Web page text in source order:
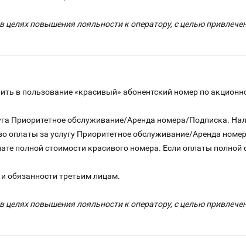
повышения лояльности к оператору, с целью
в пользование «красивый» абонентский номер по
Приоритетное обслуживание/Аренда номера/Подписка.
оплаты за услугу Приоритетное обслуживание/Аренда
полной стоимости красивого номера. Если оплаты
обязанности третьим лицам.
повышения лояльности к оператору, с целью